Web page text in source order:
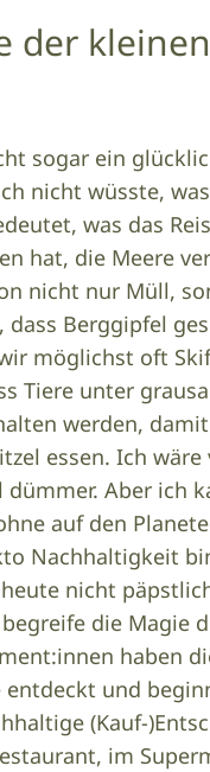
der kleinen
sogar ein
nicht wüsste, was
was das
hat, die Meere
nicht nur Müll,
dass Berggipfel
möglichst oft
Tiere unter
werden,
essen. Ich
dümmer. Aber ich
auf den
Nachhaltigkeit
nicht
die Magie
haben
entdeckt und
(Kauf-
im